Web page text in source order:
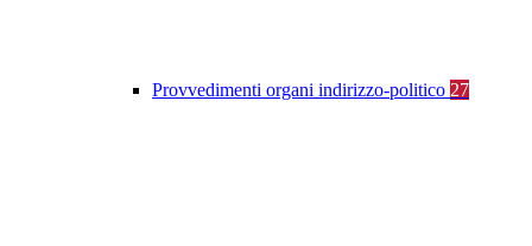
Provvedimenti organi indirizzo-politico 27